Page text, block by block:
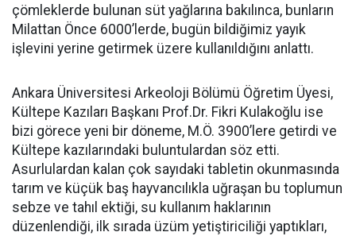
çömleklerde bulunan süt yağlarına bakılınca, bunların
Milattan Önce 6000’lerde, bugün bildiğimiz yayık
işlevini yerine getirmek üzere kullanıldığını anlattı.
Ankara Üniversitesi Arkeoloji Bölümü Öğretim Üyesi,
Kültepe Kazıları Başkanı Prof.Dr. Fikri Kulakoğlu ise
bizi görece yeni bir döneme, M.Ö. 3900’lere getirdi ve
Kültepe kazılarındaki buluntulardan söz etti.
Asurlulardan kalan çok sayıdaki tabletin okunmasında
tarım ve küçük baş hayvancılıkla uğraşan bu toplumun
sebze ve tahıl ektiği, su kullanım haklarının
düzenlendiği, ilk sırada üzüm yetiştiriciliği yaptıkları,